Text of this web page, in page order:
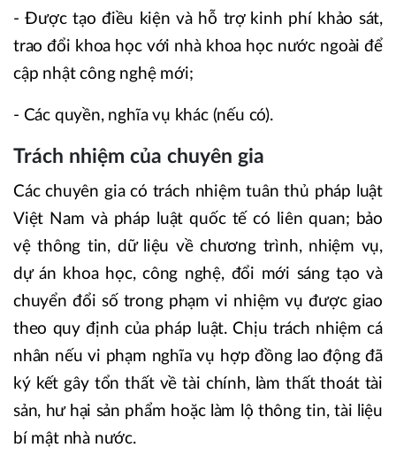
- Được tạo điều kiện và hỗ trợ kinh phí khảo sát,
trao đổi khoa học với nhà khoa học nước ngoài để
cập nhật công nghệ mới;
- Các quyền, nghĩa vụ khác (nếu có).
Trách nhiệm của chuyên gia
Các chuyên gia có trách nhiệm tuân thủ pháp luật
Việt Nam và pháp luật quốc tế có liên quan; bảo
vệ thông tin, dữ liệu về chương trình, nhiệm vụ,
dự án khoa học, công nghệ, đổi mới sáng tạo và
chuyển đổi số trong phạm vi nhiệm vụ được giao
theo quy định của pháp luật. Chịu trách nhiệm cá
nhân nếu vi phạm nghĩa vụ hợp đồng lao động đã
ký kết gây tổn thất về tài chính, làm thất thoát tài
sản, hư hại sản phẩm hoặc làm lộ thông tin, tài liệu
bí mật nhà nước.